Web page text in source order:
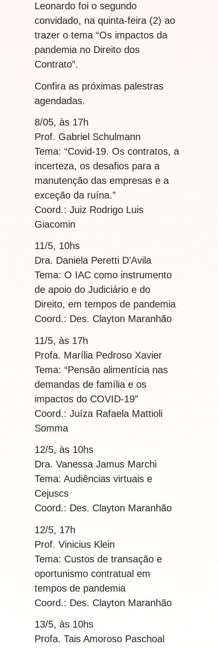
Leonardo foi o segundo
convidado, na quinta-feira (2) ao
trazer o tema “Os impactos da
pandemia no Direito dos
Contrato”.
Confira as próximas palestras
agendadas.
8/05, às 17h
Prof. Gabriel Schulmann
Tema: “Covid-19. Os contratos, a
incerteza, os desafios para a
manutenção das empresas e a
exceção da ruína.”
Coord.: Juiz Rodrigo Luis
Giacomin
11/5, 10hs
Dra. Daniela Peretti D’Avila
Tema: O IAC como instrumento
de apoio do Judiciário e do
Direito, em tempos de pandemia
Coord.: Des. Clayton Maranhão
11/5, às 17h
Profa. Marília Pedroso Xavier
Tema: “Pensão alimentícia nas
demandas de família e os
impactos do COVID-19”
Coord.: Juíza Rafaela Mattioli
Somma
12/5, às 10hs
Dra. Vanessa Jamus Marchi
Tema: Audiências virtuais e
Cejuscs
Coord.: Des. Clayton Maranhão
12/5, 17h
Prof. Vinicius Klein
Tema: Custos de transação e
oportunismo contratual em
tempos de pandemia
Coord.: Des. Clayton Maranhão
13/5, às 10hs
Profa. Tais Amoroso Paschoal